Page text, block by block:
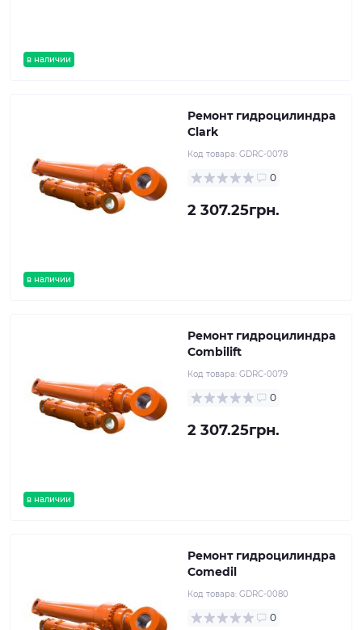
в наличии
в наличии
Ремонт гидроцилиндра
Clark
Код товара: GDRC-0078
0
2 307.25грн.
в наличии
Ремонт гидроцилиндра
Combilift
Код товара: GDRC-0079
0
2 307.25грн.
Ремонт гидроцилиндра
Comedil
Код товара: GDRC-0080
0